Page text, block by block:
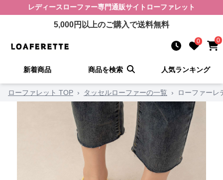
レディースローファー専門通販サイト ローファレット
5,000円以上のご購入で送料無料
0 0
新着商品 商品を検索 人気ランキング
ローファレット TOP › タッセルローファーの一覧 › ローファーレ